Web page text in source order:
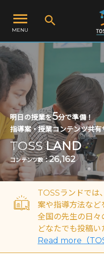
MENU
明日の授業を5分で準備！
指導案・授業コンテンツ共有
TOSSLAND
コンテンツ数：26,162
TOSSランドでは、
案や指導方法など
全国の先生の日々
どなたでも投稿い
Read more（